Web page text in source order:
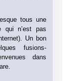
tous une
qui n’est pas
Un bon
fusions-
dans